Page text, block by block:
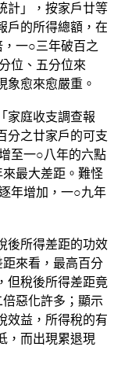
計」，按家戶廿等
戶的所得總額，在
一○三年破百之
位、五分位來
象愈來愈嚴重。
家庭收支調查報
分之廿家戶的可支
至一○八年的六點
最大差距。難怪
年增加，一○九年
後所得差距的功效
來看，最高百分
但稅後所得差距竟
惡化許多；顯示
效益，所得稅的有
，而出現累退現